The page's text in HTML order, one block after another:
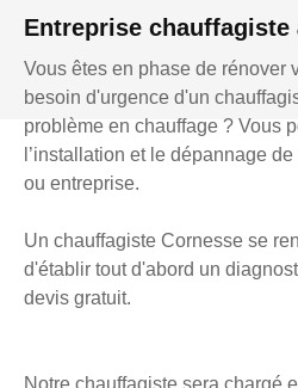
Entreprise chauffagiste
Vous êtes en phase de rénover
besoin d'urgence d'un
problème en chauffage ? Vous
l’installation et le dépannage
ou entreprise.
Un chauffagiste Cornesse se
d'établir tout d'abord un
devis gratuit.
Notre chauffagiste sera chargé